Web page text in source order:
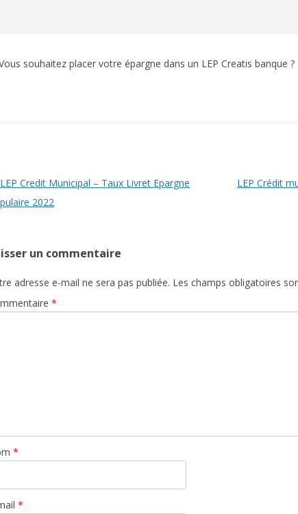
Vous souhaitez placer votre épargne dans un LEP Creatis banque ?
LEP Credit Municipal – Taux Livret Epargne
2022
LEP Crédit
un commentaire
adresse e-mail ne sera pas publiée. Les champs obligatoires
*
*
*